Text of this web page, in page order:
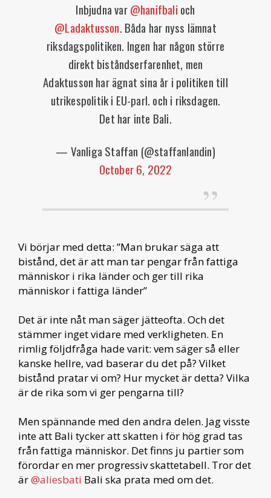
Inbjudna var@hanifbali och
@Ladaktusson. Båda har nyss lämnat
riksdagspolitiken. Ingen har någon större
direkt biståndserfarenhet, men
Adaktusson har ägnat sina år i politiken till
utrikespolitik i EU-parl. och i riksdagen.
Det har inte Bali.
— Vanliga Staffan (@staffanlandin)
October 6, 2022
Vi börjar med detta: ”Man brukar säga att
bistånd, det är att man tar pengar från fattiga
människor i rika länder och ger till rika
människor i fattiga länder”
Det är inte nåt man säger jätteofta. Och det
stämmer inget vidare med verkligheten. En
rimlig följdfråga hade varit: vem säger så eller
kanske hellre, vad baserar du det på? Vilket
bistånd pratar vi om? Hur mycket är detta? Vilka
är de rika som vi ger pengarna till?
Men spännande med den andra delen. Jag visste
inte att Bali tycker att skatten i för hög grad tas
från fattiga människor. Det finns ju partier som
förordar en mer progressiv skattetabell. Tror det
är@aliesbati Bali ska prata med om det.